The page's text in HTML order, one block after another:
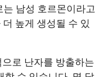
는 남성 호르몬이라고
높게 생성될 수 있
로 난자를 방출하는